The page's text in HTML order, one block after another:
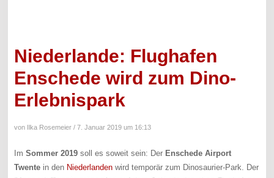
Niederlande: Flughafen
Enschede wird zum Dino-
Erlebnispark
von Ilka Rosemeier /7. Januar 2019 um 16:13
ImSommer 2019 soll es soweit sein: Der Enschede Airport
Twente in den Niederlanden wird temporär zum Dinosaurier-Park. Der